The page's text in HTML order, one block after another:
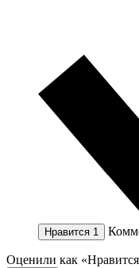
Нравится 1
Оценили как